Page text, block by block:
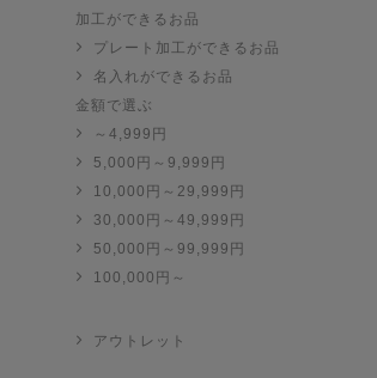
加工ができるお品
プレート加工ができるお品
名入れができるお品
金額で選ぶ
～4,999円
5,000円～9,999円
10,000円～29,999円
30,000円～49,999円
50,000円～99,999円
100,000円～
アウトレット